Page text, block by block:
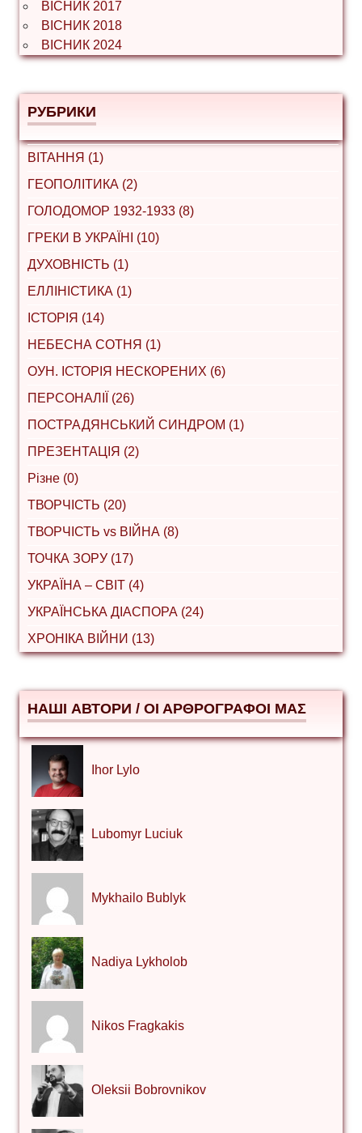
ВІСНИК 2017
ВІСНИК 2018
ВІСНИК 2024
РУБРИКИ
ВІТАННЯ (1)
ГЕОПОЛІТИКА (2)
ГОЛОДОМОР 1932-1933 (8)
ГРЕКИ В УКРАЇНІ (10)
ДУХОВНІСТЬ (1)
ЕЛЛІНІСТИКА (1)
ІСТОРІЯ (14)
НЕБЕСНА СОТНЯ (1)
ОУН. ІСТОРІЯ НЕСКОРЕНИХ (6)
ПЕРСОНАЛІЇ (26)
ПОСТРАДЯНСЬКИЙ СИНДРОМ (1)
ПРЕЗЕНТАЦІЯ (2)
Різне (0)
ТВОРЧІСТЬ (20)
ТВОРЧІСТЬ vs ВІЙНА (8)
ТОЧКА ЗОРУ (17)
УКРАЇНА – СВІТ (4)
УКРАЇНСЬКА ДІАСПОРА (24)
ХРОНІКА ВІЙНИ (13)
НАШІ АВТОРИ / ΟΙ ΑΡΘΡΟΓΡΑΦΟΙ ΜΑΣ
Ihor Lylo
Lubomyr Luciuk
Mykhailo Bublyk
Nadiya Lykholob
Nikos Fragkakis
Oleksii Bobrovnikov